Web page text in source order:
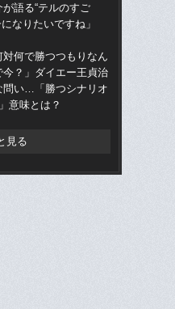
語る“テルのすご
なりたいですね」
対何で勝つつもりなん
？」ダイエー王貞治
問い…「勝つシナリオ
意味とは？
見る